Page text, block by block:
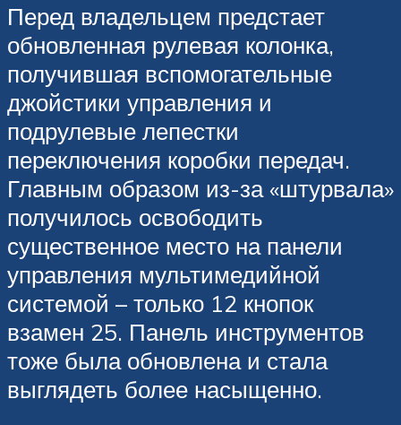
Перед владельцем предстает
обновленная рулевая колонка,
получившая вспомогательные
джойстики управления и
подрулевые лепестки
переключения коробки передач.
Главным образом из-за «штурвала»
получилось освободить
существенное место на панели
управления мультимедийной
системой – только 12 кнопок
взамен 25. Панель инструментов
тоже была обновлена и стала
выглядеть более насыщенно.